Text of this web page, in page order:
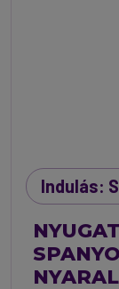
Indulás: